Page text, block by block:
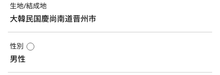
生地/結成地
大韓民国慶尚南道晋州市
性別
男性